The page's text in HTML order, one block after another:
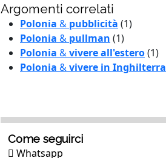
Argomenti correlati
Polonia & pubblicità (1)
Polonia & pullman (1)
Polonia &vivere all'estero(1)
Polonia &vivere in Inghilterra
Come seguirci
Whatsapp